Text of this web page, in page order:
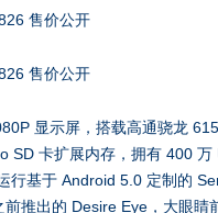
显示屏，搭载高通骁龙
SD 卡扩展内存，拥有 400
行基于 Android 5.0 定制的
推出的 Desire Eye，大眼睛